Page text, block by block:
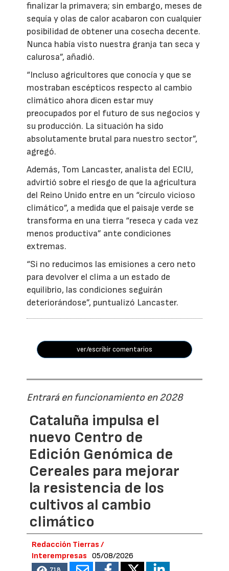
finalizar la primavera; sin embargo, meses de
sequía y olas de calor acabaron con cualquier
posibilidad de obtener una cosecha decente.
Nunca había visto nuestra granja tan seca y
calurosa”, añadió.
“Incluso agricultores que conocía y que se
mostraban escépticos respecto al cambio
climático ahora dicen estar muy
preocupados por el futuro de sus negocios y
su producción. La situación ha sido
absolutamente brutal para nuestro sector”,
agregó.
Además, Tom Lancaster, analista del ECIU,
advirtió sobre el riesgo de que la agricultura
del Reino Unido entre en un “círculo vicioso
climático”, a medida que el paisaje verde se
transforma en una tierra “reseca y cada vez
menos productiva” ante condiciones
extremas.
“Si no reducimos las emisiones a cero neto
para devolver el clima a un estado de
equilibrio, las condiciones seguirán
deteriorándose”, puntualizó Lancaster.
ver/escribir comentarios
Entrará en funcionamiento en 2028
Cataluña impulsa el
nuevo Centro de
Edición Genómica de
Cereales para mejorar
la resistencia de los
cultivos al cambio
climático
Redacción Tierras /
Interempresas
05/08/2026